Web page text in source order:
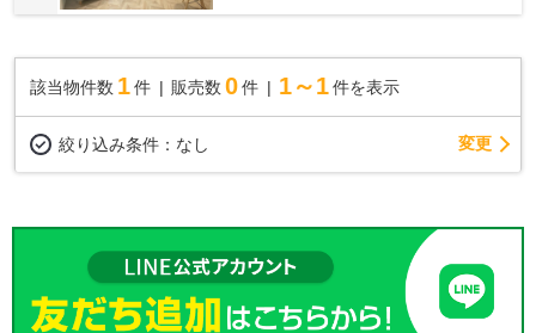
該当物件数 1件 販売数 0 件 1～1 件を表示
絞り込み条件： なし 変更